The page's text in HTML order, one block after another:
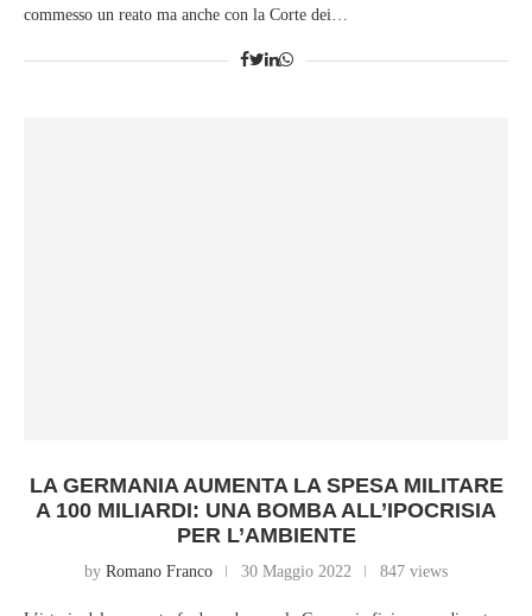
commesso un reato ma anche con la Corte dei…
LA GERMANIA AUMENTA LA SPESA MILITARE
A 100 MILIARDI: UNA BOMBA ALL’IPOCRISIA
PER L’AMBIENTE
by Romano Franco 30 Maggio 2022 847 views